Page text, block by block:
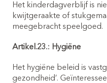
Het kinderdagverblijf is
kwijtgeraakte of
meegebracht speelgoed.
Artikel.23.: Hygiëne
Het hygiëne beleid is
gezondheid’.